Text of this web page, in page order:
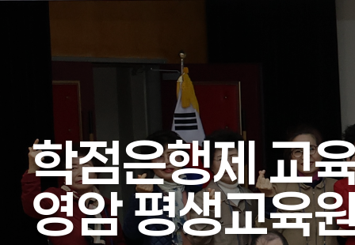
학점은행제 교
영암 평생교육
학점은행제 교
영암 평생교육
학점은행제 교
영암 평생교육
학점은행제 교
영암 평생교육
학점은행제 교
영암 평생교육
학점은행제 교
영암 평생교육